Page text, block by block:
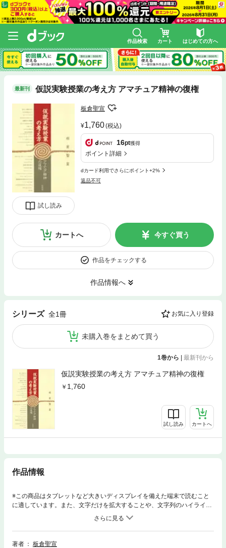
作品検索 カート はじめての方へ
最新刊 仮説実験授業の考え方 アマチュア精神の復権
試し読み
板倉聖宣
1,760(税込)
16pt獲得
ポイント詳細
dカード利用でさらにポイント+2%
返品不可
カートへ 今すぐ買う
作品をチェックする
作品情報へ
シリーズ 全1冊 お気に入り登録
未購入巻をまとめて買う
1巻から 最新刊から
仮説実験授業の考え方 アマチュア精神の復権
1,760
試し読み カートへ
作品情報
※この商品はタブレットなど大きいディスプレイを備えた端末で読むこと
に適しています。また、文字だけを拡大することや、文字列のハイライ
ト、検索、辞書の参照、引用などの機能が使用できません。「仮説実験授
業」「たのしい授業」の入門書としても，「仮説実験授業のことは十分に
知っている」という人にもおすすめの，具体的で刺激的な論文集。基本的
なことだからこそ，いつ読んでも新鮮。★★ もくじ ★★第1部 たのし
著者
板倉聖宣